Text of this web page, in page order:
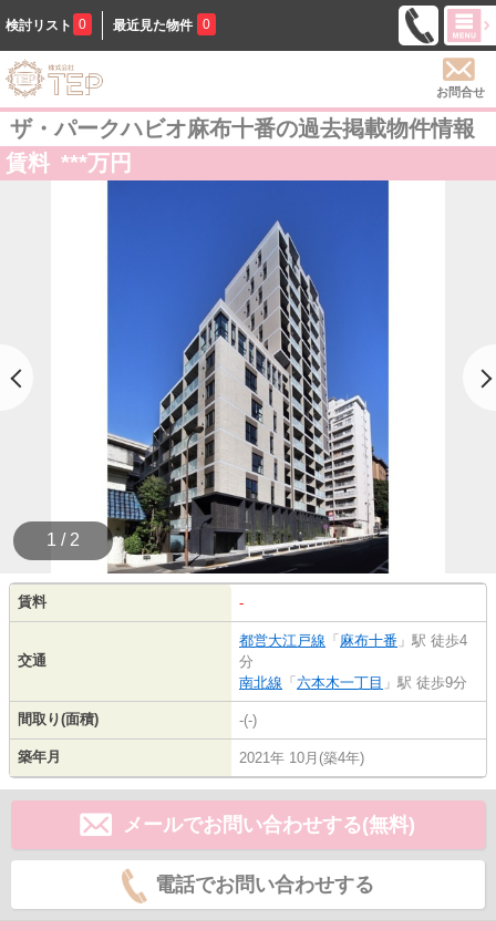
検討リスト 0 最近見た物件 0
お問合せ
ザ・パークハビオ麻布十番の過去掲載物件情報
賃料 ***万円
1 / 2
賃料 -
交通
都営大江戸線 「 麻布十番 」駅 徒歩4
分
南北線 「 六本木一丁目 」駅 徒歩9分
間取り(面積) -(-)
築年月 2021年 10月(築4年)
メールでお問い合わせする(無料)
電話でお問い合わせする